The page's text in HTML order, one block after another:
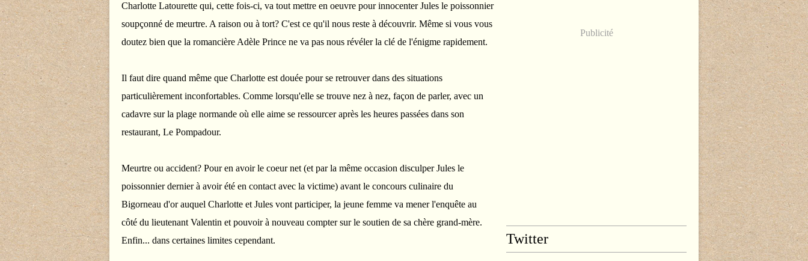
Charlotte Latourette qui, cette fois-ci, va tout mettre en oeuvre pour innocenter Jules le poissonnier
soupçonné de meurtre. A raison ou à tort? C'est ce qu'il nous reste à découvrir. Même si vous vous
doutez bien que la romancière Adèle Prince ne va pas nous révéler la clé de l'énigme rapidement.
Il faut dire quand même que Charlotte est douée pour se retrouver dans des situations
particulièrement inconfortables. Comme lorsqu'elle se trouve nez à nez, façon de parler, avec un
cadavre sur la plage normande où elle aime se ressourcer après les heures passées dans son
restaurant, Le Pompadour.
Meurtre ou accident? Pour en avoir le coeur net (et par la même occasion disculper Jules le
poissonnier dernier à avoir été en contact avec la victime) avant le concours culinaire du
Bigorneau d'or auquel Charlotte et Jules vont participer, la jeune femme va mener l'enquête au
côté du lieutenant Valentin et pouvoir à nouveau compter sur le soutien de sa chère grand-mère.
Enfin... dans certaines limites cependant.
Publicité
Twitter